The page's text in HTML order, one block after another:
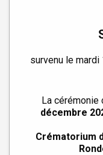
survenu le
La cérémonie
décembre
Crématorium